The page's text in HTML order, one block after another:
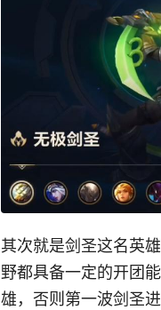
其次就是剑圣这名英
野都具备一定的开团
雄，否则第一波剑圣